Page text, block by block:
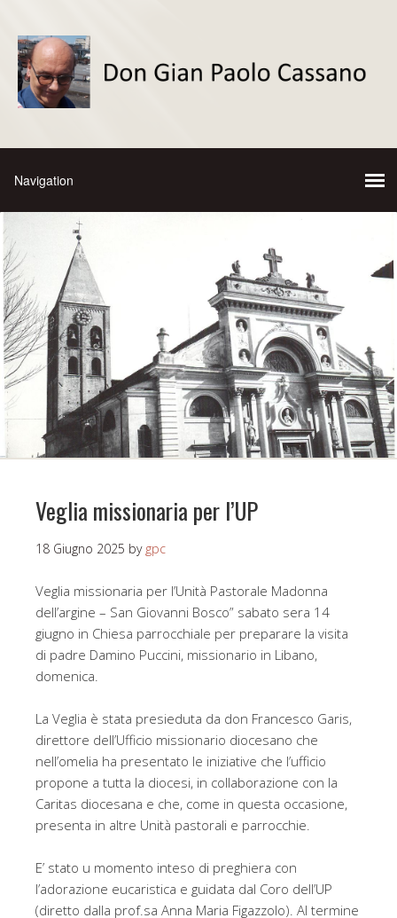
Veglia missionaria per l’UP
18 Giugno 2025 by gpc
Veglia missionaria per l’Unità Pastorale Madonna
dell’argine – San Giovanni Bosco” sabato sera 14
giugno in Chiesa parrocchiale per preparare la visita
di padre Damino Puccini, missionario in Libano,
domenica.
La Veglia è stata presieduta da don Francesco Garis,
direttore dell’Ufficio missionario diocesano che
nell’omelia ha presentato le iniziative che l’ufficio
propone a tutta la diocesi, in collaborazione con la
Caritas diocesana e che, come in questa occasione,
presenta in altre Unità pastorali e parrocchie.
E’ stato u momento inteso di preghiera con
l’adorazione eucaristica e guidata dal Coro dell’UP
(diretto dalla prof.sa Anna Maria Figazzolo). Al termine